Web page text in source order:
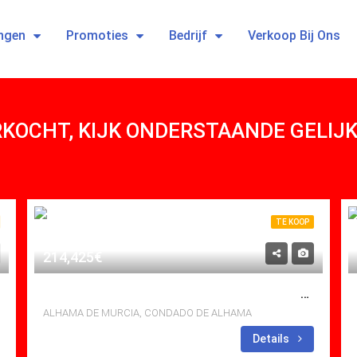
Promoties Bedrijf Verkoop Bij Ons
KIJK ONDERSTAANDE
TE KOOP
214,425€
TE KOOP APARTMENT IN CONDADO DE ALHAMA, ALHAMA DE MURCIA MET ZWEMBAD
ALHAMA DE MURCIA, CONDADO DE ALHAMA
Details